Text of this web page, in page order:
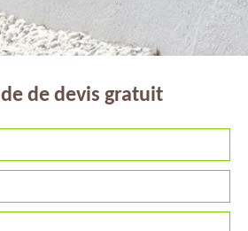
de devis gratuit